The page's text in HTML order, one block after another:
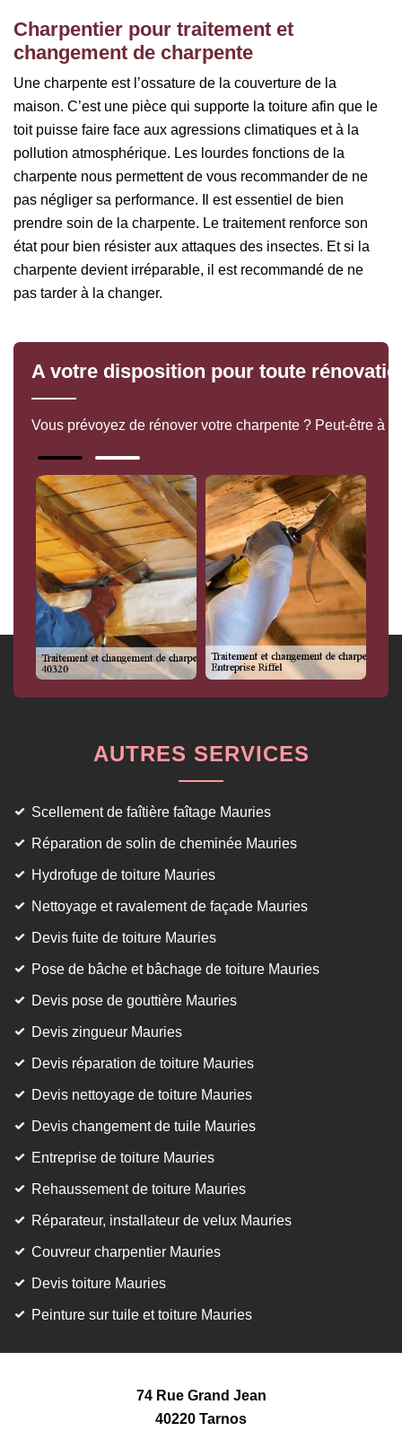
Charpentier pour traitement et
changement de charpente
Une charpente est l’ossature de la couverture de la
maison. C’est une pièce qui supporte la toiture afin que le
toit puisse faire face aux agressions climatiques et à la
pollution atmosphérique. Les lourdes fonctions de la
charpente nous permettent de vous recommander de ne
pas négliger sa performance. Il est essentiel de bien
prendre soin de la charpente. Le traitement renforce son
état pour bien résister aux attaques des insectes. Et si la
charpente devient irréparable, il est recommandé de ne
pas tarder à la changer.
A votre disposition pour toute
Vous prévoyez de rénover votre charpente ? Peut-être à
AUTRES SERVICES
Scellement de faîtière faîtage Mauries
Réparation de solin de cheminée Mauries
Hydrofuge de toiture Mauries
Nettoyage et ravalement de façade Mauries
Devis fuite de toiture Mauries
Pose de bâche et bâchage de toiture Mauries
Devis pose de gouttière Mauries
Devis zingueur Mauries
Devis réparation de toiture Mauries
Devis nettoyage de toiture Mauries
Devis changement de tuile Mauries
Entreprise de toiture Mauries
Rehaussement de toiture Mauries
Réparateur, installateur de velux Mauries
Couvreur charpentier Mauries
Devis toiture Mauries
Peinture sur tuile et toiture Mauries
74 Rue Grand Jean
40220 Tarnos